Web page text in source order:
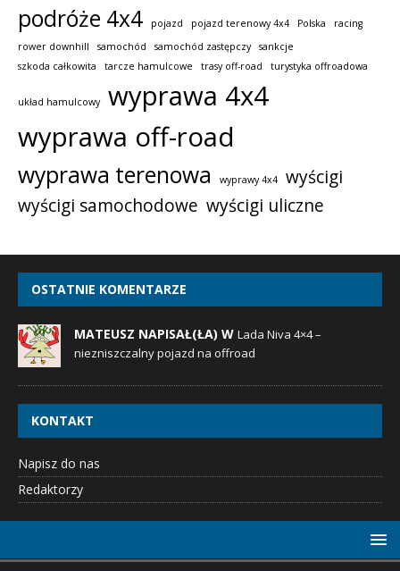
podróże 4x4 pojazd pojazd terenowy 4x4 Polska
racing
rower downhill
samochód samochód zastępczy
sankcje
szkoda całkowita
tarcze hamulcowe trasy off-road turystyka offroadowa
układ hamulcowy
wyprawa 4x4
wyprawa off-road
wyprawa terenowa wyprawy 4x4
wyścigi
wyścigi samochodowe wyścigi uliczne
OSTATNIE KOMENTARZE
MATEUSZ NAPISAŁ(ŁA) W Lada Niva 4×4 –
niezniszczalny pojazd na offroad
KONTAKT
Napisz do nas
Redaktorzy